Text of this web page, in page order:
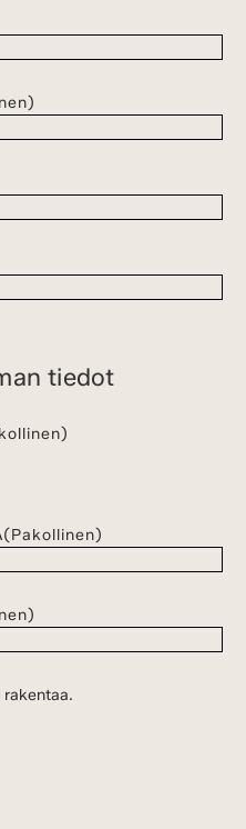
tiedot
(Pakollinen)
rakentaa.